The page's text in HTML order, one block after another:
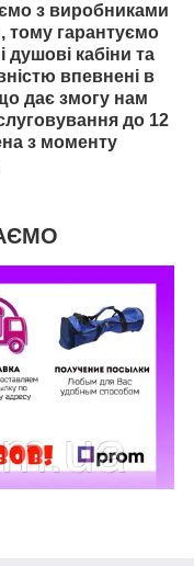
з виробниками
тому гарантуємо
душові кабіни та
впевнені в
дає змогу нам
до 12
з моменту